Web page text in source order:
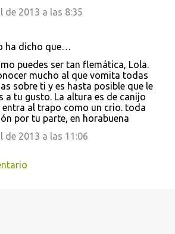
de 2013 a las 8:35
ha dicho que…
puedes ser tan flemática, Lola.
mucho al que vomita todas
sobre ti y es hasta posible que le
a tu gusto. La altura es de canijo
entra al trapo como un crio. toda
por tu parte, en horabuena
de 2013 a las 11:06